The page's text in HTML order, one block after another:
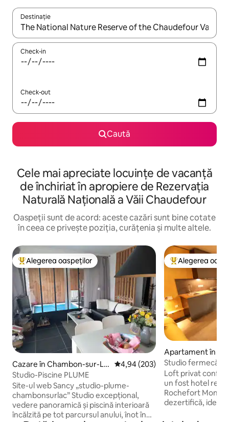
Destinație
Când se încarcă rezultatele, navighează folosind tastele
Check-in
Check-out
Caută
Cele mai apreciate locuințe de vacanță
de închiriat în apropiere de Rezervația
Naturală Națională a Văii Chaudefour
Oaspeții sunt de acord: aceste cazări sunt bine cotate
în ceea ce privește poziția, curățenia și multe altele.
Locuință din topul categoriei Alegerea oaspeților
Alegerea oaspeților
Cazare în Chambon-sur-La
c
Scor mediu de 4,94 din 5, 203
4,94 (203)
Studio-Piscine PLUME
Site-ul web Sancy „studio-plume-
chambonsurlac” Studio excepțional,
vedere panoramică și piscină interioară
încălzită pe tot parcursul anului, înot în
Locuință din
Alegerea
Apartament în
ontagne
Studio
completă, aer
Loft privat
un fost hotel
Rochefort
dezertifică, ideal